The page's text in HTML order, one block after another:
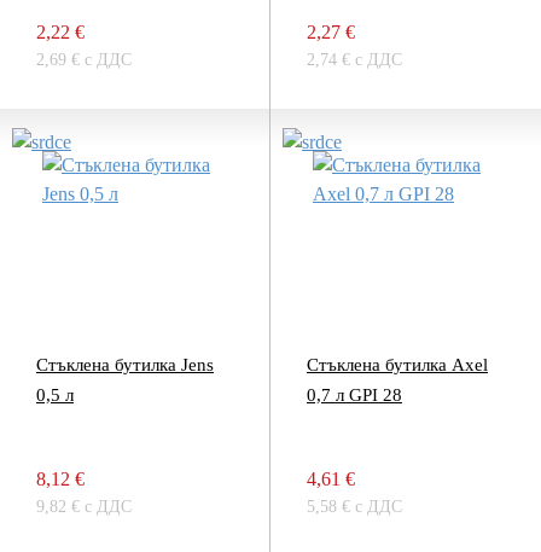
2,22 €
2,69 € с ДДС
2,27 €
2,74 € с ДДС
Стъклена бутилка Jens
0,5 л
8,12 €
9,82 € с ДДС
Стъклена бутилка Axel
0,7 л GPI 28
4,61 €
5,58 € с ДДС